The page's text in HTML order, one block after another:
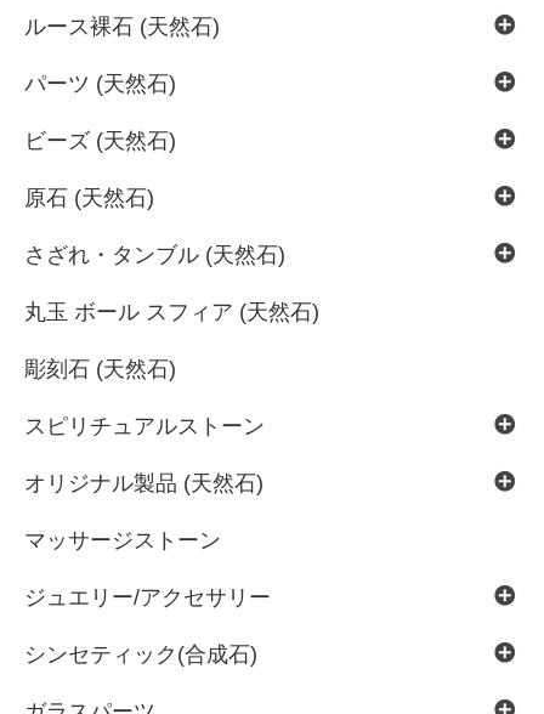
ルース裸石 (天然石)
パーツ (天然石)
ビーズ (天然石)
原石 (天然石)
さざれ・タンブル (天然石)
丸玉 ボール スフィア (天然石)
彫刻石 (天然石)
スピリチュアルストーン
オリジナル製品 (天然石)
マッサージストーン
ジュエリー/アクセサリー
シンセティック(合成石)